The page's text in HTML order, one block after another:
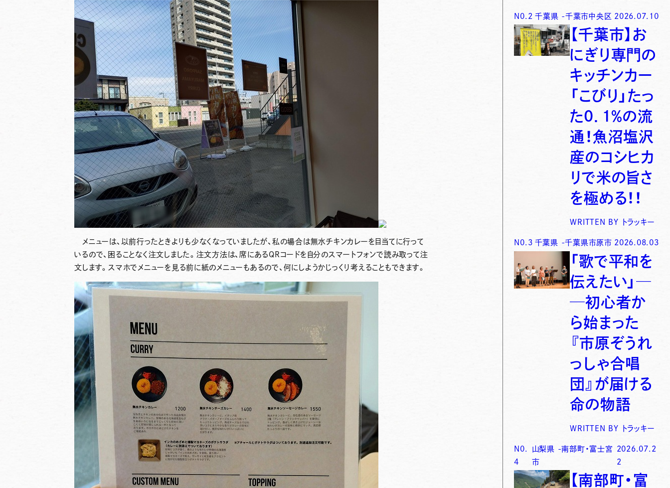
メニューは、以前行ったときよりも少なくなっていましたが、私の場合は無水チキンカレーを目当てに行って
いるので、困ることなく注文しました。注文方法は、席にあるQRコードを自分のスマートフォンで読み取って注
文します。スマホでメニューを見る前に紙のメニューもあるので、何にしようかじっくり考えることもできます。
N0. 2 千葉県 -千葉市中央区 2026.07.10
【千葉市】お
にぎり専門の
キッチンカー
「こびり」たっ
た0．1％の流
通！魚沼塩沢
産のコシヒカ
リで米の旨さ
を極める！！
WRITTEN BY トラッキー
N0. 3 千葉県 -千葉県市原市 2026.08.03
「歌で平和を
伝えたい」─
─初心者か
ら始まった
『市原ぞうれ
っしゃ合唱
団』が届ける
命の物語
WRITTEN BY トラッキー
N0.
4
山梨県 -南部町・富士宮
市
2026.07.2
2
【南部町・富